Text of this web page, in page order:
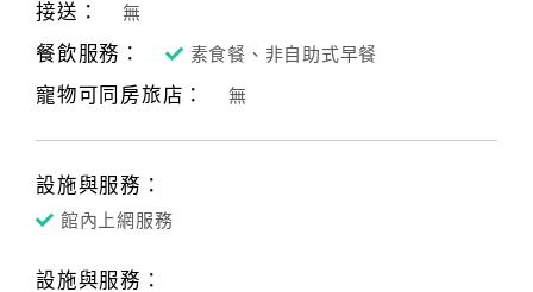
合
作
合
接送： 無
餐飲服務： 素食餐、非自助式早餐
寵物可同房旅店： 無
設施與服務：
館內上網服務
設施與服務：